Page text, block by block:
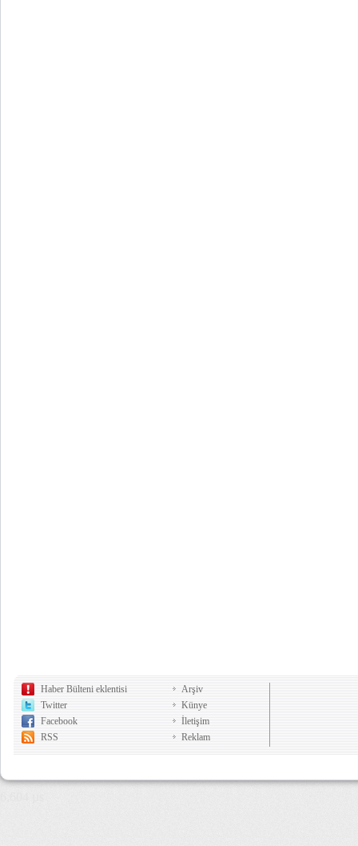
Haber Bülteni eklentisi
Twitter
Facebook
RSS
Arşiv
Künye
İletişim
Reklam